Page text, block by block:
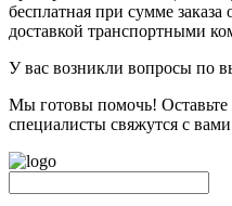
бесплатная при сумме
доставкой транспортными
У вас возникли вопросы по
Мы готовы помочь! Оставьте
специалисты свяжутся с